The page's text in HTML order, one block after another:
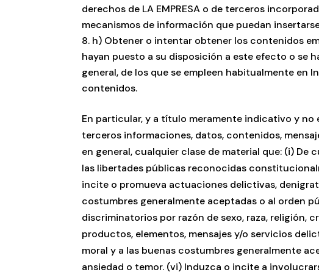
derechos de LA EMPRESA o de terceros
mecanismos de información que puedan
h) Obtener o intentar obtener los contenidos
hayan puesto a su disposición a este efecto o se
general, de los que se empleen habitualmente
contenidos.
En particular, y a título meramente indicativo y
terceros informaciones, datos, contenidos,
en general, cualquier clase de material que: (i)
las libertades públicas reconocidas
incite o promueva actuaciones delictivas,
costumbres generalmente aceptadas o al orden
discriminatorios por razón de sexo, raza, religión,
productos, elementos, mensajes y/o servicios
moral y a las buenas costumbres generalmente
ansiedad o temor. (vi) Induzca o incite a